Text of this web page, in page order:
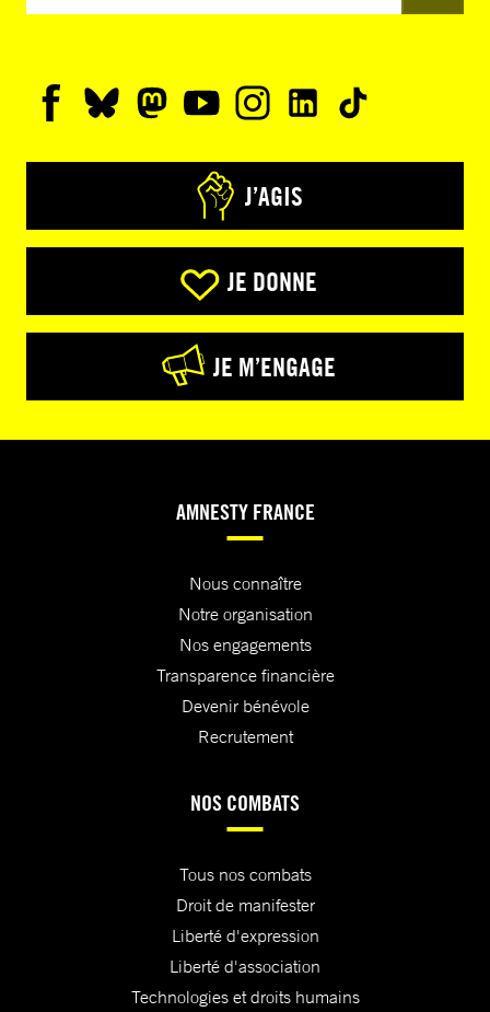
J’AGIS
JE DONNE
JE M’ENGAGE
AMNESTY FRANCE
Nous connaître
Notre organisation
Nos engagements
Transparence financière
Devenir bénévole
Recrutement
NOS COMBATS
Tous nos combats
Droit de manifester
Liberté d'expression
Liberté d'association
Technologies et droits humains